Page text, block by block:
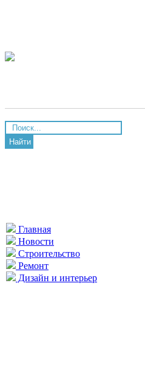
Найти
Главная
Новости
Строительство
Ремонт
Дизайн и интерьер